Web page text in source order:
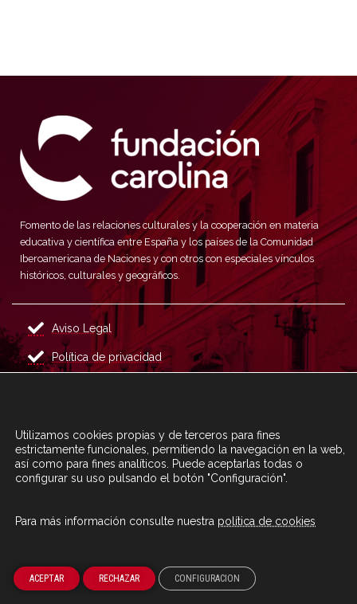
Fomento de las relaciones culturales y la cooperación en materia
educativa y científica entre España y los países de la Comunidad
Iberoamericana de Naciones y con otros con especiales vínculos
históricos, culturales y geográficos.
Aviso Legal
Política de privacidad
Mapa del Sitio
Asociaciones de exbecarios
Utilizamos cookies propias y de terceros para fines
estrictamente funcionales, permitiendo la navegación en la web,
así como para fines analíticos. Puede aceptarlas todas o
configurar su uso pulsando el botón "Configuración".
Para más información consulte nuestra política de cookies
ACEPTAR RECHAZAR CONFIGURACION